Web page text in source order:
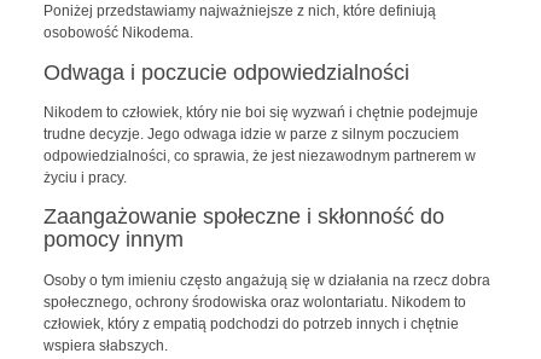
Poniżej przedstawiamy najważniejsze z nich, które definiują
osobowość Nikodema.
Odwaga i poczucie odpowiedzialności
Nikodem to człowiek, który nie boi się wyzwań i chętnie podejmuje
trudne decyzje. Jego odwaga idzie w parze z silnym poczuciem
odpowiedzialności, co sprawia, że jest niezawodnym partnerem w
życiu i pracy.
Zaangażowanie społeczne i skłonność do
pomocy innym
Osoby o tym imieniu często angażują się w działania na rzecz dobra
społecznego, ochrony środowiska oraz wolontariatu. Nikodem to
człowiek, który z empatią podchodzi do potrzeb innych i chętnie
wspiera słabszych.